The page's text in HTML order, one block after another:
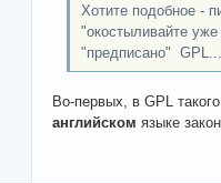
Хотите подобное -
"окостыливайте уже
"предписано" GPL...
Во-первых, в GPL
английском языке